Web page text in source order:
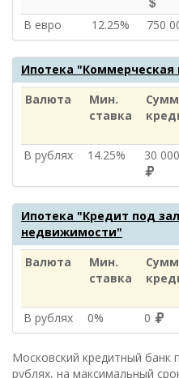
В евро 12.25% 750
Ипотека
Валюта
Мин.
ставка
В рублях
14.25% 30
Ипотека "Кредит под
недвижимости"
Валюта
Мин.
ставка
В рублях
0% 0
Московский кредитный банк
рублях, на максимальный